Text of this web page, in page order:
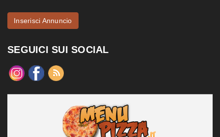
Inserisci Annuncio
SEGUICI SUI SOCIAL